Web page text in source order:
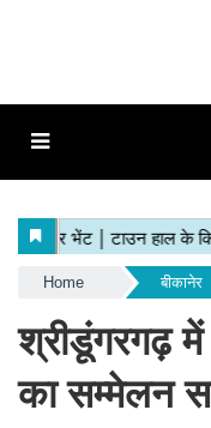
Home बीकानेर
श्रीडूंगरगढ़ में
का सम्मेलन